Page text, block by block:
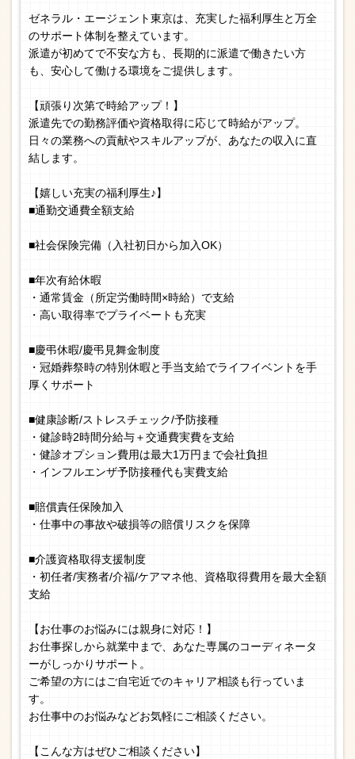
ゼネラル・エージェント東京は、充実した福利厚生と万全
のサポート体制を整えています。
派遣が初めてで不安な方も、長期的に派遣で働きたい方
も、安心して働ける環境をご提供します。
【頑張り次第で時給アップ！】
派遣先での勤務評価や資格取得に応じて時給がアップ。
日々の業務への貢献やスキルアップが、あなたの収入に直
結します。
【嬉しい充実の福利厚生♪】
■通勤交通費全額支給
■社会保険完備（入社初日から加入OK）
■年次有給休暇
・通常賃金（所定労働時間×時給）で支給
・高い取得率でプライベートも充実
■慶弔休暇/慶弔見舞金制度
・冠婚葬祭時の特別休暇と手当支給でライフイベントを手
厚くサポート
■健康診断/ストレスチェック/予防接種
・健診時2時間分給与＋交通費実費を支給
・健診オプション費用は最大1万円まで会社負担
・インフルエンザ予防接種代も実費支給
■賠償責任保険加入
・仕事中の事故や破損等の賠償リスクを保障
■介護資格取得支援制度
・初任者/実務者/介福/ケアマネ他、資格取得費用を最大全額
支給
【お仕事のお悩みには親身に対応！】
お仕事探しから就業中まで、あなた専属のコーディネータ
ーがしっかりサポート。
ご希望の方にはご自宅近でのキャリア相談も行っていま
す。
お仕事中のお悩みなどお気軽にご相談ください。
【こんな方はぜひご相談ください】